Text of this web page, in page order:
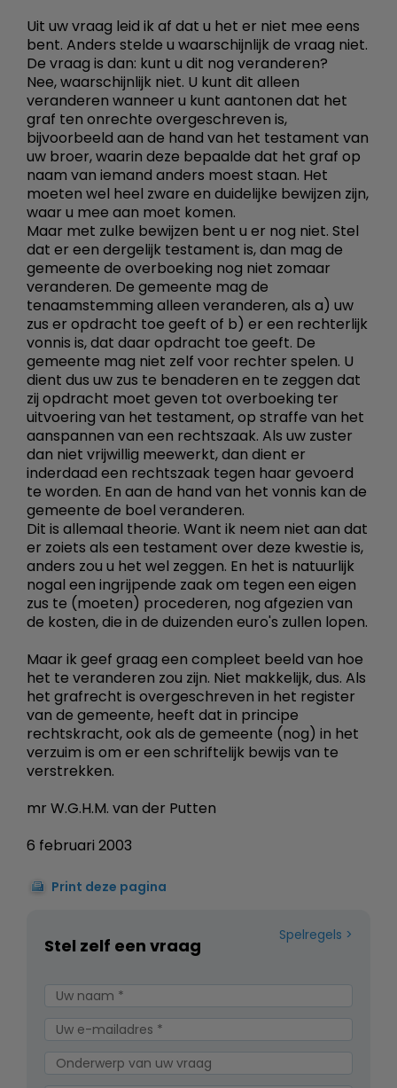
Uit uw vraag leid ik af dat u het er niet mee eens
bent. Anders stelde u waarschijnlijk de vraag niet.
De vraag is dan: kunt u dit nog veranderen?
Nee, waarschijnlijk niet. U kunt dit alleen
veranderen wanneer u kunt aantonen dat het
graf ten onrechte overgeschreven is,
bijvoorbeeld aan de hand van het testament van
uw broer, waarin deze bepaalde dat het graf op
naam van iemand anders moest staan. Het
moeten wel heel zware en duidelijke bewijzen zijn,
waar u mee aan moet komen.
Maar met zulke bewijzen bent u er nog niet. Stel
dat er een dergelijk testament is, dan mag de
gemeente de overboeking nog niet zomaar
veranderen. De gemeente mag de
tenaamstemming alleen veranderen, als a) uw
zus er opdracht toe geeft of b) er een rechterlijk
vonnis is, dat daar opdracht toe geeft. De
gemeente mag niet zelf voor rechter spelen. U
dient dus uw zus te benaderen en te zeggen dat
zij opdracht moet geven tot overboeking ter
uitvoering van het testament, op straffe van het
aanspannen van een rechtszaak. Als uw zuster
dan niet vrijwillig meewerkt, dan dient er
inderdaad een rechtszaak tegen haar gevoerd
te worden. En aan de hand van het vonnis kan de
gemeente de boel veranderen.
Dit is allemaal theorie. Want ik neem niet aan dat
er zoiets als een testament over deze kwestie is,
anders zou u het wel zeggen. En het is natuurlijk
nogal een ingrijpende zaak om tegen een eigen
zus te (moeten) procederen, nog afgezien van
de kosten, die in de duizenden euro's zullen lopen.
Maar ik geef graag een compleet beeld van hoe
het te veranderen zou zijn. Niet makkelijk, dus. Als
het grafrecht is overgeschreven in het register
van de gemeente, heeft dat in principe
rechtskracht, ook als de gemeente (nog) in het
verzuim is om er een schriftelijk bewijs van te
verstrekken.
mr W.G.H.M. van der Putten
6 februari 2003
Print deze pagina
Spelregels
Stel zelf een vraag